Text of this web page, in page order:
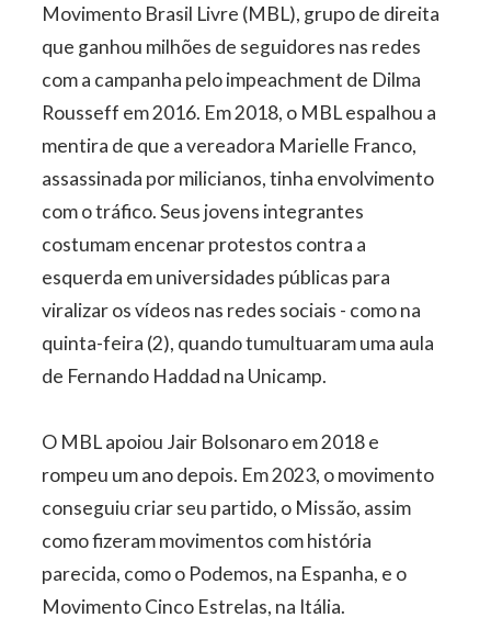
Movimento Brasil Livre (MBL), grupo de direita
que ganhou milhões de seguidores nas redes
com a campanha pelo impeachment de Dilma
Rousseff em 2016. Em 2018, o MBL espalhou a
mentira de que a vereadora Marielle Franco,
assassinada por milicianos, tinha envolvimento
com o tráfico. Seus jovens integrantes
costumam encenar protestos contra a
esquerda em universidades públicas para
viralizar os vídeos nas redes sociais - como na
quinta-feira (2), quando tumultuaram uma aula
de Fernando Haddad na Unicamp.
O MBL apoiou Jair Bolsonaro em 2018 e
rompeu um ano depois. Em 2023, o movimento
conseguiu criar seu partido, o Missão, assim
como fizeram movimentos com história
parecida, como o Podemos, na Espanha, e o
Movimento Cinco Estrelas, na Itália.